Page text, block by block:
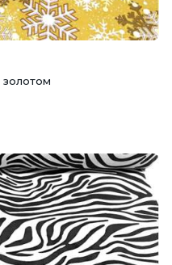
золотом